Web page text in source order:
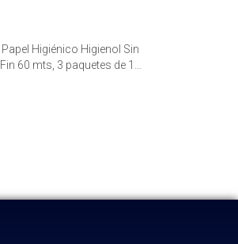
Papel Higiénico Higienol Sin
Fin 60 mts, 3 paquetes de 16